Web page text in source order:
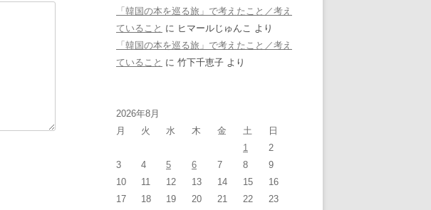
「韓国の本を巡る旅」で考えたこと／考え
ていること に ヒマールじゅんこ より
「韓国の本を巡る旅」で考えたこと／考え
ていること に 竹下千恵子 より
2026年8月
月
火 水 木 金 土
日
1
2
3
4 5 6 7 8
9
10
11 12 13 14 15
16
17
18 19 20 21 22
23